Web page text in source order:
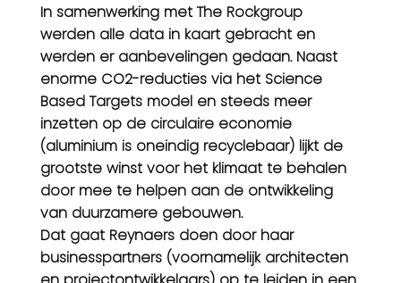
In samenwerking met The Rockgroup
werden alle data in kaart gebracht en
werden er aanbevelingen gedaan. Naast
enorme CO2-reducties via het Science
Based Targets model en steeds meer
inzetten op de circulaire economie
(aluminium is oneindig recyclebaar) lijkt de
grootste winst voor het klimaat te behalen
door mee te helpen aan de ontwikkeling
van duurzamere gebouwen.
Dat gaat Reynaers doen door haar
businesspartners (voornamelijk architecten